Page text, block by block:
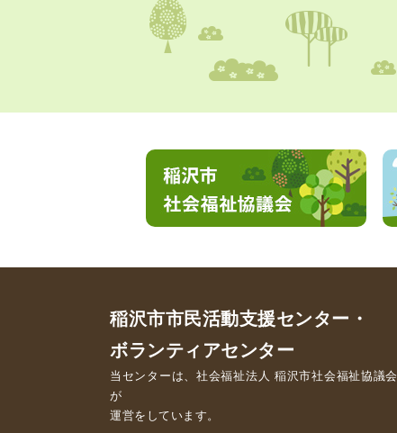
稲沢市市民活動支援センター・
ボランティアセンター
当センターは、社会福祉法人 稲沢市社会福祉協議会
が
運営をしています。